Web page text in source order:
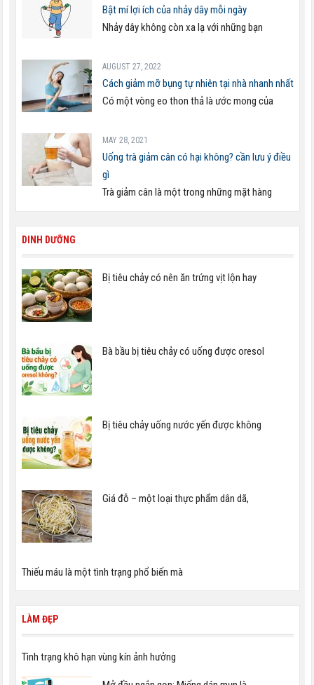
Bật mí lợi ích của nhảy dây mỗi ngày
Nhảy dây không còn xa lạ với những bạn
AUGUST 27, 2022
Cách giảm mỡ bụng tự nhiên tại nhà nhanh nhất
Có một vòng eo thon thả là ước mong của
MAY 28, 2021
Uống trà giảm cân có hại không? cần lưu ý điều
gì
Trà giảm cân là một trong những mặt hàng
DINH DƯỠNG
Bị tiêu chảy có nên ăn trứng vịt lộn hay
Bà bầu bị tiêu chảy có uống được oresol
Bị tiêu chảy uống nước yến được không
Giá đỗ – một loại thực phẩm dân dã,
Thiếu máu là một tình trạng phổ biến mà
LÀM ĐẸP
Tình trạng khô hạn vùng kín ảnh hưởng